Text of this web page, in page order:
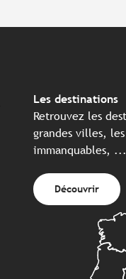
Les destinations
Retrouvez les
grandes villes,
immanquables, ...
Découvrir